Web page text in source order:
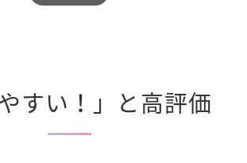
やすい！」と高評価